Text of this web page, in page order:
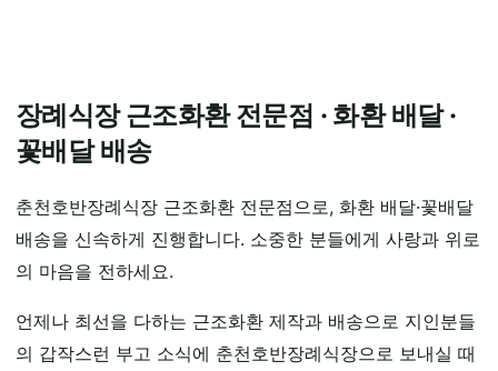
장례식장 근조화환 전문점 · 화환 배달 ·
꽃배달 배송
춘천호반장례식장 근조화환 전문점으로, 화환 배달·꽃배달
배송을 신속하게 진행합니다. 소중한 분들에게 사랑과 위로
의 마음을 전하세요.
언제나 최선을 다하는 근조화환 제작과 배송으로 지인분들
의 갑작스런 부고 소식에 춘천호반장례식장으로 보내실 때